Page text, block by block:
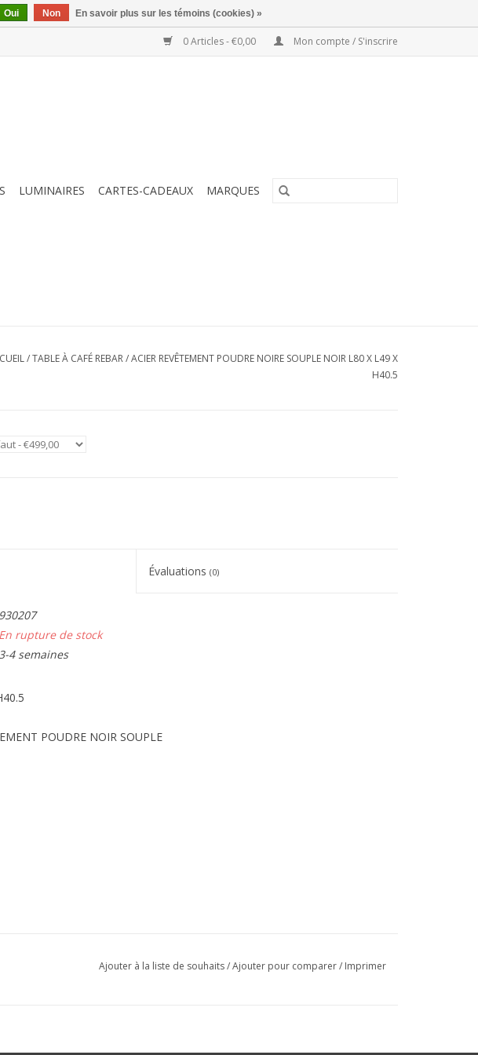
0 Articles - €0,00 Mon compte / S'inscrire
LUMINAIRES CARTES-CADEAUX MARQUES
/TABLE À CAFÉ REBAR / ACIER REVÊTEMENT POUDRE NOIRE SOUPLE NOIR L80 X L49 X
H40.5
Évaluations(0)
930207
En rupture de stock
4 semaines
POUDRE NOIR SOUPLE
Ajouter à la liste de souhaits/Ajouter pour comparer/ Imprimer
Oui Non En savoir plus sur les témoins (cookies) »